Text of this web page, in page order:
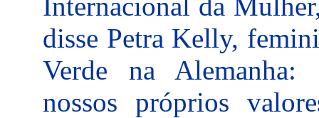
disse Petra Kelly,
Verde na Alemanha:
nossos próprios